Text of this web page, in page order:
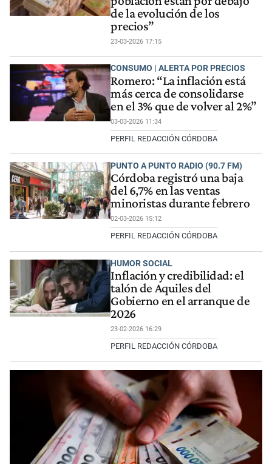
de la evolución de los
precios”
23-03-2026 17:15
CONSUMO | ALERTA POR PRECIOS
Romero: “La inflación está
más cerca de consolidarse
en el 3% que de volver al 2%”
03-03-2026 11:34
PERFIL REDACCIÓN CÓRDOBA
PUNTO A PUNTO RADIO (90.7 FM)
Córdoba registró una baja
del 6,7% en las ventas
minoristas durante febrero
02-03-2026 15:12
PERFIL REDACCIÓN CÓRDOBA
HUMOR SOCIAL
Inflación y credibilidad: el
talón de Aquiles del
Gobierno en el arranque de
2026
23-02-2026 16:29
PERFIL REDACCIÓN CÓRDOBA